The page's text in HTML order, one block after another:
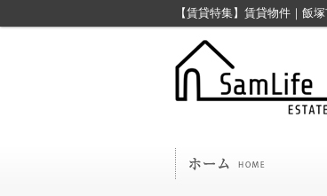
【賃貸特集】賃貸物件｜飯